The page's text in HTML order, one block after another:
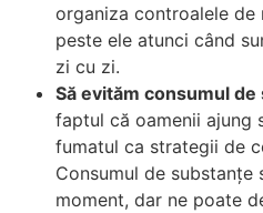
organiza controalele de
peste ele atunci când
zi cu zi.
Să evităm consumul
faptul că oamenii ajung
fumatul ca strategii de
Consumul de
moment, dar ne poate